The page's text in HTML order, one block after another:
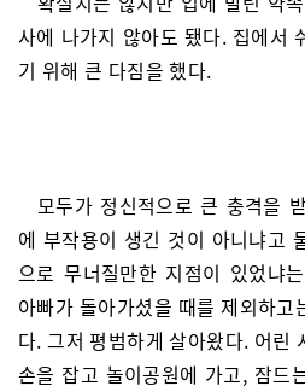
사에 나가지 않아도 됐다. 집에서
기 위해 큰 다짐을 했다.
모두가 정신적으로 큰 충격을
에 부작용이 생긴 것이 아니냐고
으로 무너질만한 지점이 있었냐
아빠가 돌아가셨을 때를 제외하
다. 그저 평범하게 살아왔다. 어린
손을 잡고 놀이공원에 가고, 잠드